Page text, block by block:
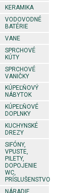
KERAMIKA
VODOVODNÉ
BATÉRIE
VANE
SPRCHOVÉ
KÚTY
SPRCHOVÉ
VANIČKY
KÚPEĽŇOVÝ
NÁBYTOK
KÚPEĽŇOVÉ
DOPLNKY
KUCHYNSKÉ
DREZY
SIFÓNY,
VPUSTE,
PILETY,
DOPOJENIE
WC,
PRÍSLUŠENSTVO
NÁRADIE